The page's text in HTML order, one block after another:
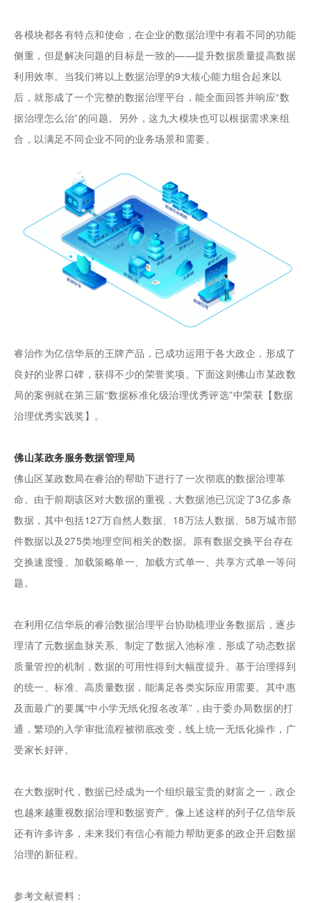
各模块都各有特点和使命，在企业的数据治理中有着不同的功能
侧重，但是解决问题的目标是一致的——提升数据质量提高数据
利用效率。当我们将以上数据治理的9大核心能力组合起来以
后，就形成了一个完整的数据治理平台，能全面回答并响应“数
据治理怎么治”的问题。另外，这九大模块也可以根据需求来组
合，以满足不同企业不同的业务场景和需要。
睿治作为亿信华辰的王牌产品，已成功运用于各大政企，形成了
良好的业界口碑，获得不少的荣誉奖项。下面这则佛山市某政数
局的案例就在第三届“数据标准化级治理优秀评选”中荣获【数据
治理优秀实践奖】。
佛山某政务服务数据管理局
佛山区某政数局在睿治的帮助下进行了一次彻底的数据治理革
命。由于前期该区对大数据的重视，大数据池已沉淀了3亿多条
数据，其中包括127万自然人数据、18万法人数据、58万城市部
件数据以及275类地理空间相关的数据。原有数据交换平台存在
交换速度慢、加载策略单一、加载方式单一、共享方式单一等问
题。
在利用亿信华辰的睿治数据治理平台协助梳理业务数据后，逐步
理清了元数据血脉关系、制定了数据入池标准，形成了动态数据
质量管控的机制，数据的可用性得到大幅度提升。基于治理得到
的统一、标准、高质量数据，能满足各类实际应用需要。其中惠
及面最广的要属“中小学无纸化报名改革”，由于委办局数据的打
通，繁琐的入学审批流程被彻底改变，线上统一无纸化操作，广
受家长好评。
在大数据时代，数据已经成为一个组织最宝贵的财富之一，政企
也越来越重视数据治理和数据资产。像上述这样的列子亿信华辰
还有许多许多，未来我们有信心有能力帮助更多的政企开启数据
治理的新征程。
参考文献资料：